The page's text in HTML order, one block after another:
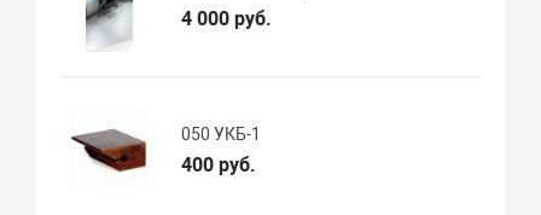
4 000 руб.
050 УКБ-1
400 руб.